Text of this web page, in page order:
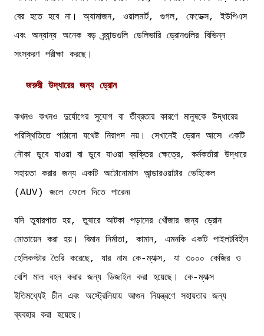
বের হতে হবে না। অ্যামাজন, ওয়ালমার্ট, গুগল, ফেডেক্স, ইউপিএস
এবং অন্যান্য অনেক বড় ব্র্যান্ডগুলি ডেলিভারি ড্রোনগুলির বিভিন্ন
সংস্করণ পরীক্ষা করছে।
জরুরী উদ্ধারের জন্য ড্রোন
কখনও কখনও দুর্যোগের সুযোগ বা তীব্রতার কারণে মানুষকে উদ্ধারের
পরিস্থিতিতে পাঠানো যথেষ্ট নিরাপদ নয়। সেখানেই ড্রোন আসে৷ একটি
নৌকা ডুবে যাওয়া বা ডুবে যাওয়া ব্যক্তির ক্ষেত্রে, কর্মকর্তারা উদ্ধারে
সহায়তা করার জন্য একটি অটোনোমাস আন্ডারওয়াটার ভেহিকেল
(AUV) জলে ফেলে দিতে পারেন৷
যদি তুষারপাত হয়, তুষারে আটকা পড়াদের খোঁজার জন্য ড্রোন
মোতায়েন করা হয়। বিমান নির্মাতা, কামান, এমনকি একটি পাইলটবিহীন
হেলিকপ্টার তৈরি করেছে, যার নাম কে-ম্যাক্স, যা ৩০০০ কেজির ও
বেশি মাল বহন করার জন্য ডিজাইন করা হয়েছে। কে-ম্যাক্স
ইতিমধ্যেই চীন এবং অস্ট্রেলিয়ায় আগুন নিয়ন্ত্রণে সহায়তার জন্য
ব্যবহার করা হয়েছে।